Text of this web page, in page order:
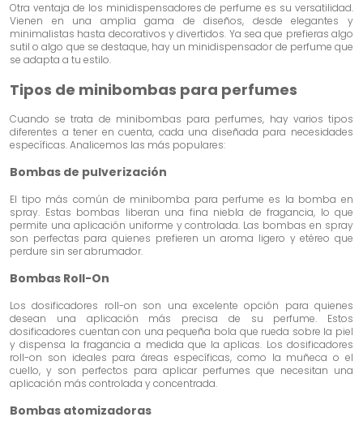
Otra ventaja de los minidispensadores de perfume es su versatilidad.
Vienen en una amplia gama de diseños, desde elegantes y
minimalistas hasta decorativos y divertidos. Ya sea que prefieras algo
sutil o algo que se destaque, hay un minidispensador de perfume que
se adapta a tu estilo.
Tipos de minibombas para perfumes
Cuando se trata de minibombas para perfumes, hay varios tipos
diferentes a tener en cuenta, cada una diseñada para necesidades
específicas. Analicemos las más populares:
Bombas de pulverización
El tipo más común de minibomba para perfume es la bomba en
spray. Estas bombas liberan una fina niebla de fragancia, lo que
permite una aplicación uniforme y controlada. Las bombas en spray
son perfectas para quienes prefieren un aroma ligero y etéreo que
perdure sin ser abrumador.
Bombas Roll-On
Los dosificadores roll-on son una excelente opción para quienes
desean una aplicación más precisa de su perfume. Estos
dosificadores cuentan con una pequeña bola que rueda sobre la piel
y dispensa la fragancia a medida que la aplicas. Los dosificadores
roll-on son ideales para áreas específicas, como la muñeca o el
cuello, y son perfectos para aplicar perfumes que necesitan una
aplicación más controlada y concentrada.
Bombas atomizadoras